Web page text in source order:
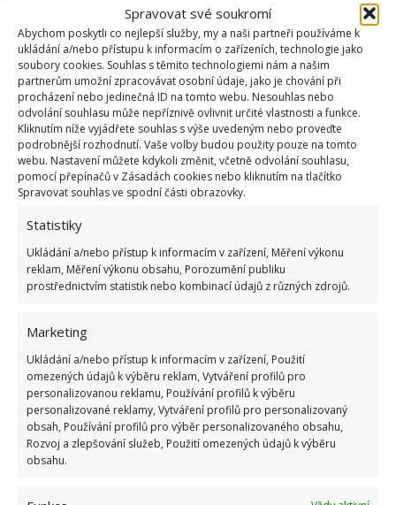
Spravovat své soukromí
Abychom poskytli co nejlepší služby, my a naši partneři používáme k
ukládání a/nebo přístupu k informacím o zařízeních, technologie jako
soubory cookies. Souhlas s těmito technologiemi nám a našim
partnerům umožní zpracovávat osobní údaje, jako je chování při
procházení nebo jedinečná ID na tomto webu. Nesouhlas nebo
odvolání souhlasu může nepříznivě ovlivnit určité vlastnosti a funkce.
Kliknutím níže vyjádřete souhlas s výše uvedeným nebo proveďte
podrobnější rozhodnutí. Vaše volby budou použity pouze na tomto
webu. Nastavení můžete kdykoli změnit, včetně odvolání souhlasu,
pomocí přepínačů v Zásadách cookies nebo kliknutím na tlačítko
Spravovat souhlas ve spodní části obrazovky.
Statistiky
Ukládání a/nebo přístup k informacím v zařízení, Měření výkonu
reklam, Měření výkonu obsahu, Porozumění publiku
prostřednictvím statistik nebo kombinací údajů z různých zdrojů.
Marketing
Ukládání a/nebo přístup k informacím v zařízení, Použití
omezených údajů k výběru reklam, Vytváření profilů pro
personalizovanou reklamu, Používání profilů k výběru
personalizované reklamy, Vytváření profilů pro personalizovaný
obsah, Používání profilů pro výběr personalizovaného obsahu,
Rozvoj a zlepšování služeb, Použití omezených údajů k výběru
obsahu.
OBLÍBENÉ ČLÁNKY
Pokuta až 10 000 Kč hrozí za nesprávné sekání i
nesekání trávy. Záleží i na prostředku a lokaci
Kvíz na téma pionýrské tábory za socialismu:
Kdo je zažil, bez problému získá 12 ze 12 bodů
Test znalostí o každodenní realitě za
komunismu: 10 retro otázek ukáže, kdo má
dobrý přehled
23.6.2026